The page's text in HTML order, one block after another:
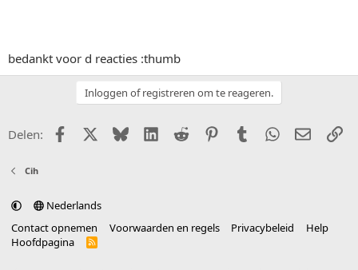
bedankt voor d reacties :thumb
Inloggen of registreren om te reageren.
Delen: FacebookX (Twitter)
BlueskyLinkedIn
Reddit PinterestTumblr WhatsApp
E-mail
Cih
Nederlands
Contact opnemen
Voorwaarden en regels Privacybeleid
Help
Hoofdpagina
R